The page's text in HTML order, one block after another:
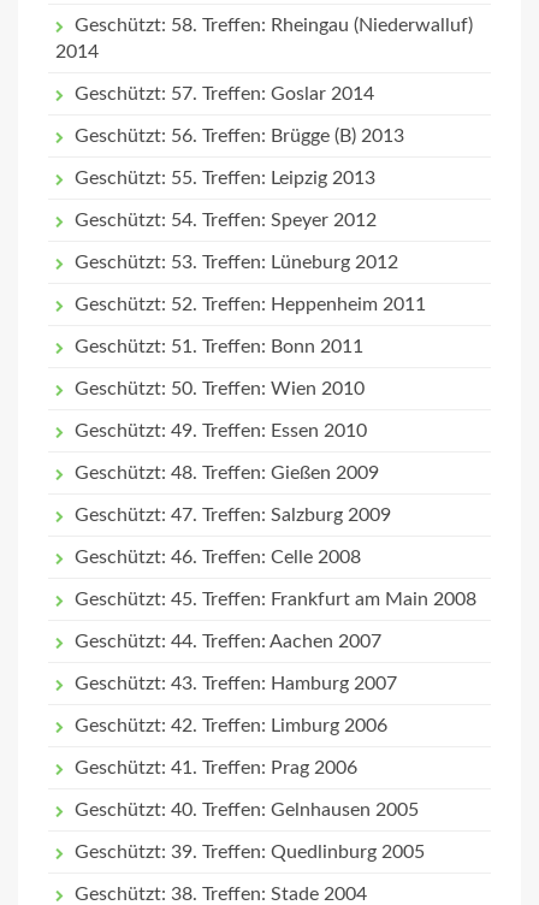
Geschützt: 58. Treffen: Rheingau (Niederwalluf)
2014
Geschützt: 57. Treffen: Goslar 2014
Geschützt: 56. Treffen: Brügge (B) 2013
Geschützt: 55. Treffen: Leipzig 2013
Geschützt: 54. Treffen: Speyer 2012
Geschützt: 53. Treffen: Lüneburg 2012
Geschützt: 52. Treffen: Heppenheim 2011
Geschützt: 51. Treffen: Bonn 2011
Geschützt: 50. Treffen: Wien 2010
Geschützt: 49. Treffen: Essen 2010
Geschützt: 48. Treffen: Gießen 2009
Geschützt: 47. Treffen: Salzburg 2009
Geschützt: 46. Treffen: Celle 2008
Geschützt: 45. Treffen: Frankfurt am Main 2008
Geschützt: 44. Treffen: Aachen 2007
Geschützt: 43. Treffen: Hamburg 2007
Geschützt: 42. Treffen: Limburg 2006
Geschützt: 41. Treffen: Prag 2006
Geschützt: 40. Treffen: Gelnhausen 2005
Geschützt: 39. Treffen: Quedlinburg 2005
Geschützt: 38. Treffen: Stade 2004